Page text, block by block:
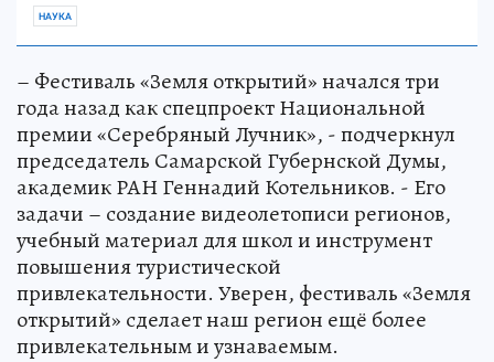
НАУКА
– Фестиваль «Земля открытий» начался три
года назад как спецпроект Национальной
премии «Серебряный Лучник», - подчеркнул
председатель Самарской Губернской Думы,
академик РАН Геннадий Котельников. - Его
задачи – создание видеолетописи регионов,
учебный материал для школ и инструмент
повышения туристической
привлекательности. Уверен, фестиваль «Земля
открытий» сделает наш регион ещё более
привлекательным и узнаваемым.